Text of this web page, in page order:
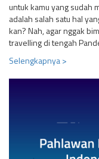
untuk kamu yang sudah
adalah salah satu hal
kan? Nah, agar nggak
travelling di tengah
Selengkapnya >